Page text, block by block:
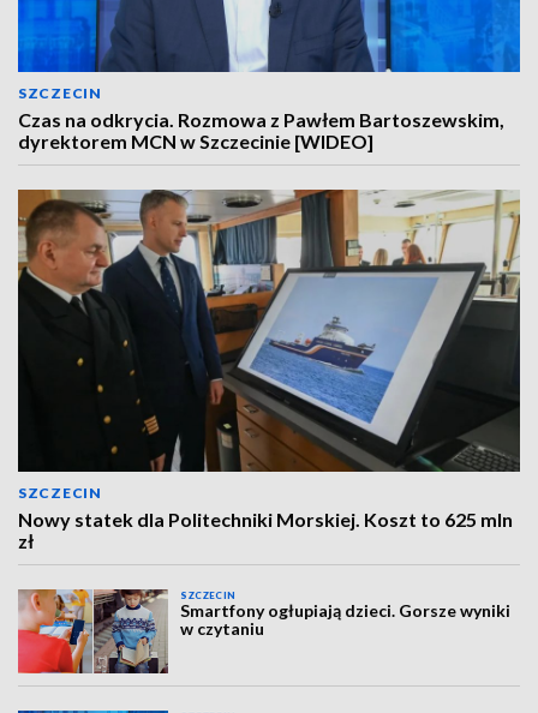
SZCZECIN
Czas na odkrycia. Rozmowa z Pawłem Bartoszewskim,
dyrektorem MCN w Szczecinie [WIDEO]
SZCZECIN
Nowy statek dla Politechniki Morskiej. Koszt to 625 mln
zł
SZCZECIN
Smartfony ogłupiają dzieci. Gorsze wyniki
w czytaniu